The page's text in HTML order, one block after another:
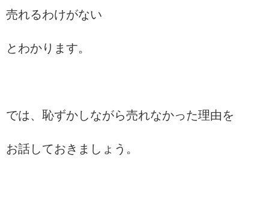
売れるわけがない
とわかります。
では、恥ずかしながら売れなかった理由を
お話しておきましょう。